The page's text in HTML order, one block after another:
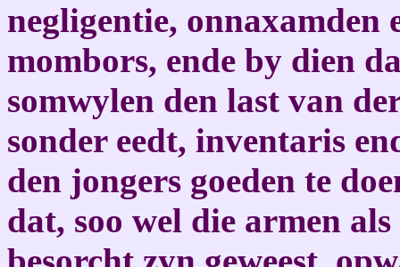
negligentie, onnaxamden
mombors, ende by dien
somwylen den last van
sonder eedt, inventaris
den jongers goeden te
dat, soo wel die armen